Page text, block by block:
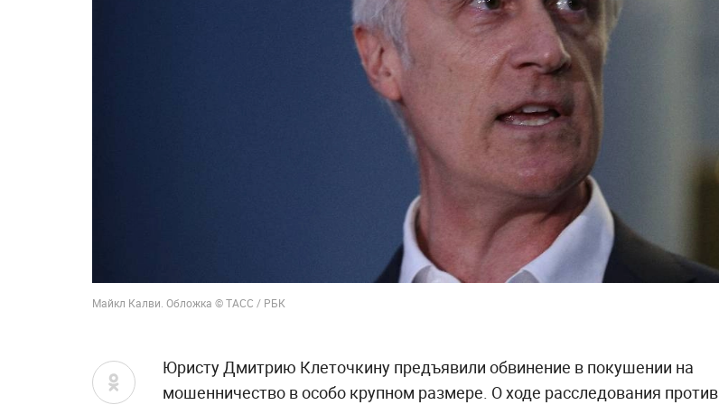
Майкл Калви. Обложка © ТАСС / РБК
Юристу Дмитрию Клеточкину предъявили обвинение в покушении на
мошенничество в особо крупном размере. О ходе расследования против